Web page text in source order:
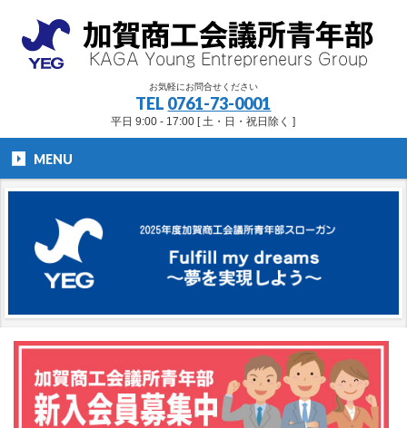
お気軽にお問合せください
TEL 0761-73-0001
平日 9:00 - 17:00 [ 土・日・祝日除く ]
MENU